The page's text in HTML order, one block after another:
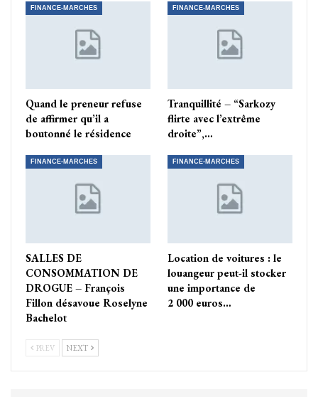
FINANCE-MARCHES
Quand le preneur refuse
de affirmer qu’il a
boutonné le résidence
FINANCE-MARCHES
Tranquillité – “Sarkozy
flirte avec l’extrême
droite”,…
FINANCE-MARCHES
SALLES DE
CONSOMMATION DE
DROGUE – François
Fillon désavoue Roselyne
Bachelot
FINANCE-MARCHES
Location de voitures : le
louangeur peut-il stocker
une importance de
2 000 euros…
PREV NEXT